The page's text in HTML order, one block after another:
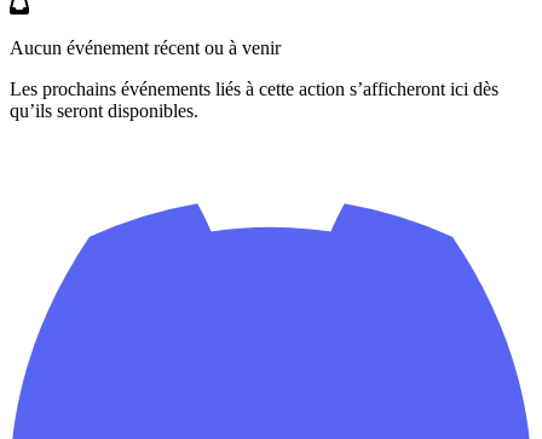
Aucun événement récent ou à venir
Les prochains événements liés à cette action s’afficheront ici dès
qu’ils seront disponibles.